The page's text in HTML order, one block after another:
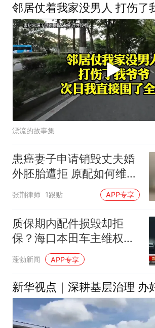
邻居仗着我家没男人 打伤了
漂流的故事集
患癌妻子申请销毁丈夫婚
外胚胎遭拒 原配如何维
权？
张荆律师 1跟贴 APP专享
质保期内配件损毁却拒
保？海口本田车主维权遇
阻，厂家判定非质量问题
不予保修
蓬勃新闻 APP专享
新华视点｜深耕基层治理 办